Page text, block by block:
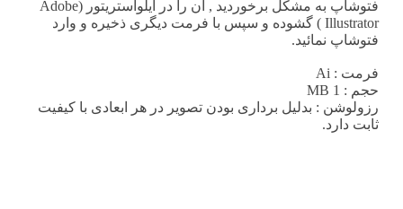
فتوشاپ به مشکل برخوردید , آن را در ایلواستریتور (Adobe
Illustrator ) گشوده و سپس با فرمت دیگری ذخیره و وارد
فتوشاپ نمائید.
فرمت : Ai
حجم : 1 MB
رزولوشن : بدلیل برداری بودن تصویر در هر ابعادی با کیفیت
ثابت دارد.